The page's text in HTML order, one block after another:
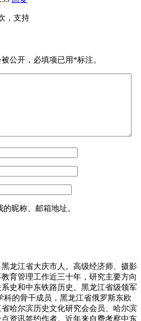
，支持
公开， 必填项已用 *标注。
昵称、邮箱地址。
黑龙江省大庆市人。高级经济师、摄影
育管理工作近三十年，研究主要方向
史和中东铁路历史。黑龙江省级领军
科的骨干成员，黑龙江省俄罗斯东欧
哈尔滨历史文化研究会会员、哈尔滨
资讯签约作者。近年来自费考察中东